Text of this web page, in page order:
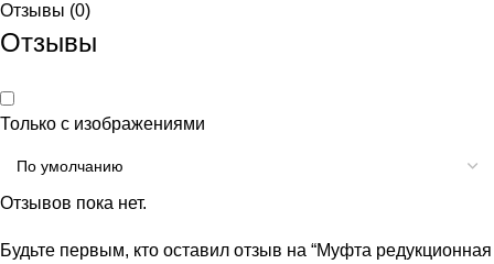
Отзывы (0)
Отзывы
Только с изображениями
Отзывов пока нет.
Будьте первым, кто оставил отзыв на “Муфта редукционная